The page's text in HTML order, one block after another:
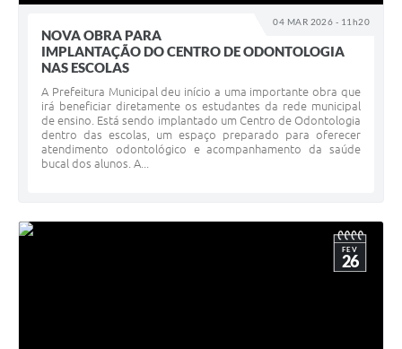
04 MAR 2026 - 11h20
NOVA OBRA PARA
IMPLANTAÇÃO DO CENTRO DE ODONTOLOGIA
NAS ESCOLAS
A Prefeitura Municipal deu início a uma importante obra que
irá beneficiar diretamente os estudantes da rede municipal
de ensino. Está sendo implantado um Centro de Odontologia
dentro das escolas, um espaço preparado para oferecer
atendimento odontológico e acompanhamento da saúde
bucal dos alunos. A...
FEV
26